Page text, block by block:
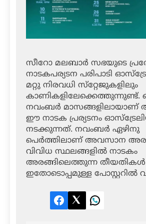
സീറോ മലബാര്‍ സഭയുടെ
നാടകപര്യടന പരിപാടി
മറ്റു നിരവധി സ്‌റ്റേജുകളിലും
നവംബര്‍ മാസങ്ങളിലായാണ്
ഈ നാടക പ്രര്യടനം
നടക്കുന്നത്. നവംബര്‍ ഏഴിനു
പെര്‍ത്തിലാണ് അവസാന
വിവിധ സ്ഥലങ്ങളില്‍ നാടകം
അരങ്ങിലെത്തുന്ന തീയതികള്‍
ഇതോടൊപ്പമുള്ള പോസ്റ്ററില്‍
Facebook
TwitterLinkedIn